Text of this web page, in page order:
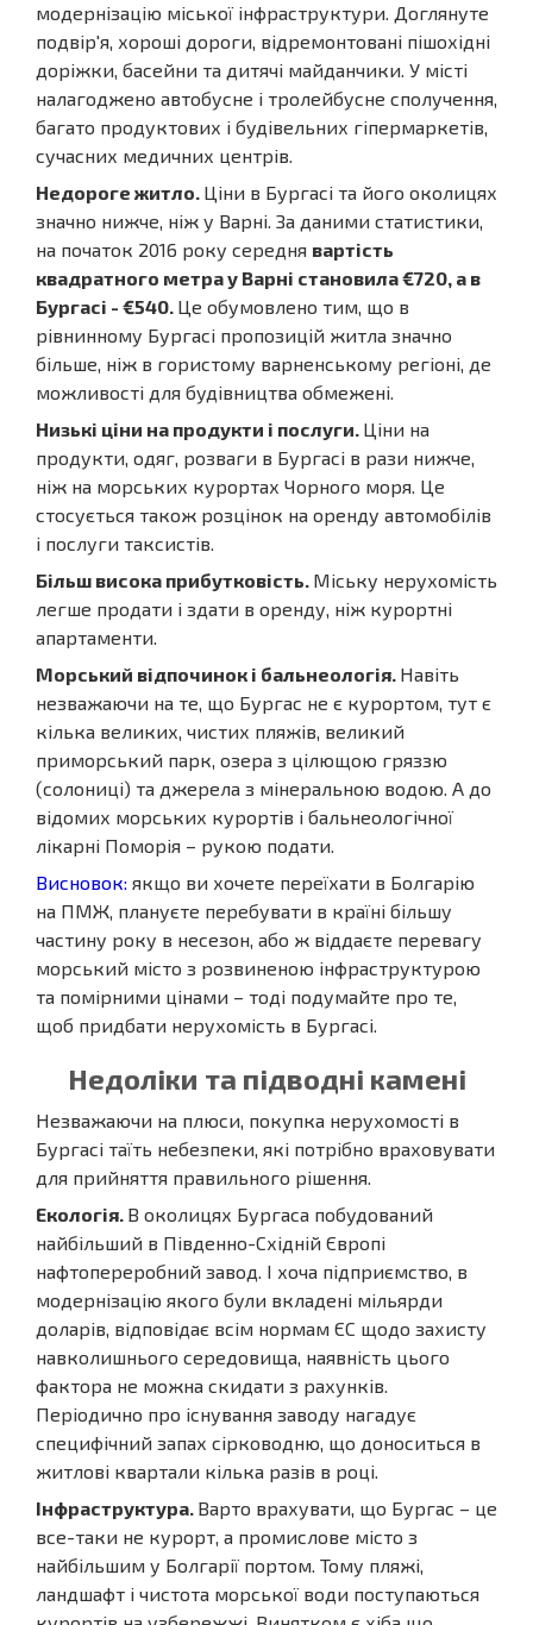
модернізацію міської інфраструктури. Доглянуте
подвір'я, хороші дороги, відремонтовані пішохідні
доріжки, басейни та дитячі майданчики. У місті
налагоджено автобусне і тролейбусне сполучення,
багато продуктових і будівельних гіпермаркетів,
сучасних медичних центрів.
Недороге житло. Ціни в Бургасі та його околицях
значно нижче, ніж у Варні. За даними статистики,
на початок 2016 року середня вартість
квадратного метра у Варні становила €720, а в
Бургасі - €540. Це обумовлено тим, що в
рівнинному Бургасі пропозицій житла значно
більше, ніж в гористому варненському регіоні, де
можливості для будівництва обмежені.
Низькі ціни на продукти і послуги. Ціни на
продукти, одяг, розваги в Бургасі в рази нижче,
ніж на морських курортах Чорного моря. Це
стосується також розцінок на оренду автомобілів
і послуги таксистів.
Більш висока прибутковість. Міську нерухомість
легше продати і здати в оренду, ніж курортні
апартаменти.
Морський відпочинок і бальнеологія. Навіть
незважаючи на те, що Бургас не є курортом, тут є
кілька великих, чистих пляжів, великий
приморський парк, озера з цілющою гряззю
(солониці) та джерела з мінеральною водою. А до
відомих морських курортів і бальнеологічної
лікарні Поморія – рукою подати.
Висновок: якщо ви хочете переїхати в Болгарію
на ПМЖ, плануєте перебувати в країні більшу
частину року в несезон, або ж віддаєте перевагу
морський місто з розвиненою інфраструктурою
та помірними цінами – тоді подумайте про те,
щоб придбати нерухомість в Бургасі.
Недоліки та підводні камені
Незважаючи на плюси, покупка нерухомості в
Бургасі таїть небезпеки, які потрібно враховувати
для прийняття правильного рішення.
Екологія. В околицях Бургаса побудований
найбільший в Південно-Східній Європі
нафтопереробний завод. І хоча підприємство, в
модернізацію якого були вкладені мільярди
доларів, відповідає всім нормам ЄС щодо захисту
навколишнього середовища, наявність цього
фактора не можна скидати з рахунків.
Періодично про існування заводу нагадує
специфічний запах сірководню, що доноситься в
житлові квартали кілька разів в році.
Інфраструктура. Варто врахувати, що Бургас – це
все-таки не курорт, а промислове місто з
найбільшим у Болгарії портом. Тому пляжі,
ландшафт і чистота морської води поступаються